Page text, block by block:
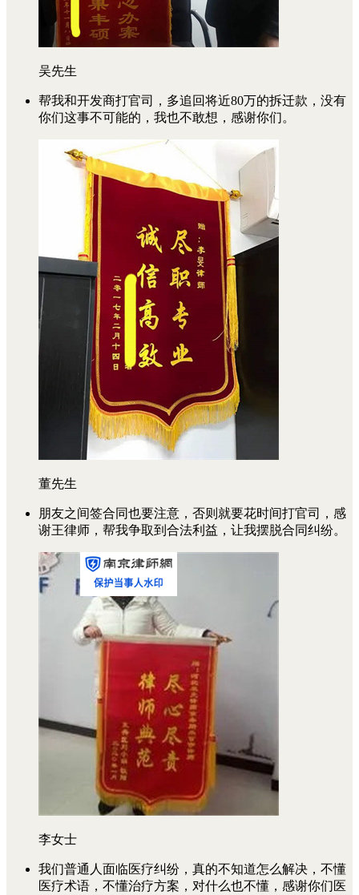
吴先生
帮我和开发商打官司，多追回将近80万的拆迁款，没有
你们这事不可能的，我也不敢想，感谢你们。
董先生
朋友之间签合同也要注意，否则就要花时间打官司，感
谢王律师，帮我争取到合法利益，让我摆脱合同纠纷。
李女士
我们普通人面临医疗纠纷，真的不知道怎么解决，不懂
医疗术语，不懂治疗方案，对什么也不懂，感谢你们医